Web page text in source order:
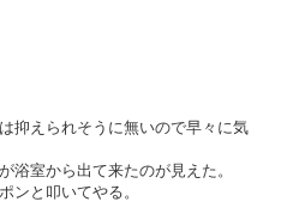
抑えられそうに無いので早々に気
室から出て来たのが見えた。
ンと叩いてやる。